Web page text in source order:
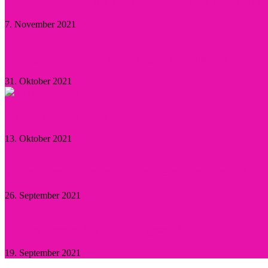
7. November 2021
31. Oktober 2021
13. Oktober 2021
26. September 2021
19. September 2021